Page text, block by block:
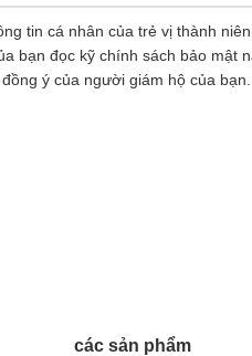
tin cá nhân của trẻ vị thành
bạn đọc kỹ chính sách bảo mật
ý của người giám hộ của bạn.
các sản phẩm